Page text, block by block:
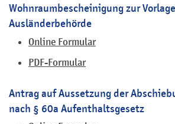
Wohnraumbescheinigung zur
Ausländerbehörde
Online Formular
PDF-Formular
Antrag auf Aussetzung der
nach § 60a Aufenthaltsgesetz